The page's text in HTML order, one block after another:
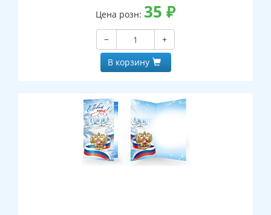
Цена розн: 35 ₽
−
+
В корзину